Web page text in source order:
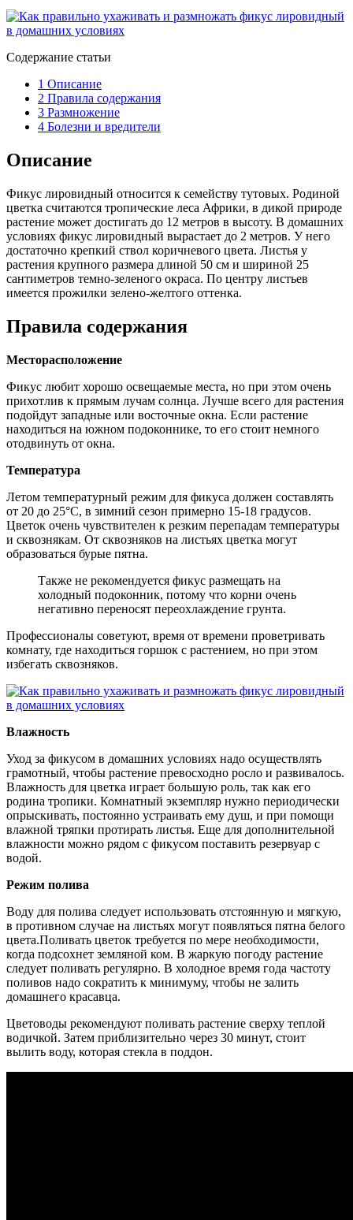
Содержание статьи
1 Описание
2 Правила содержания
3 Размножение
4 Болезни и вредители
Описание
Фикус лировидный относится к семейству тутовых. Родиной
цветка считаются тропические леса Африки, в дикой природе
растение может достигать до 12 метров в высоту. В домашних
условиях фикус лировидный вырастает до 2 метров. У него
достаточно крепкий ствол коричневого цвета. Листья у
растения крупного размера длиной 50 см и шириной 25
сантиметров темно-зеленого окраса. По центру листьев
имеется прожилки зелено-желтого оттенка.
Правила содержания
Месторасположение
Фикус любит хорошо освещаемые места, но при этом очень
прихотлив к прямым лучам солнца. Лучше всего для растения
подойдут западные или восточные окна. Если растение
находиться на южном подоконнике, то его стоит немного
отодвинуть от окна.
Температура
Летом температурный режим для фикуса должен составлять
от 20 до 25°С, в зимний сезон примерно 15-18 градусов.
Цветок очень чувствителен к резким перепадам температуры
и сквознякам. От сквозняков на листьях цветка могут
образоваться бурые пятна.
Также не рекомендуется фикус размещать на
холодный подоконник, потому что корни очень
негативно переносят переохлаждение грунта.
Профессионалы советуют, время от времени проветривать
комнату, где находиться горшок с растением, но при этом
избегать сквозняков.
Влажность
Уход за фикусом в домашних условиях надо осуществлять
грамотный, чтобы растение превосходно росло и развивалось.
Влажность для цветка играет большую роль, так как его
родина тропики. Комнатный экземпляр нужно периодически
опрыскивать, постоянно устраивать ему душ, и при помощи
влажной тряпки протирать листья. Еще для дополнительной
влажности можно рядом с фикусом поставить резервуар с
водой.
Режим полива
Воду для полива следует использовать отстоянную и мягкую,
в противном случае на листьях могут появляться пятна белого
цвета.Поливать цветок требуется по мере необходимости,
когда подсохнет земляной ком. В жаркую погоду растение
следует поливать регулярно. В холодное время года частоту
поливов надо сократить к минимуму, чтобы не залить
домашнего красавца.
Цветоводы рекомендуют поливать растение сверху теплой
водичкой. Затем приблизительно через 30 минут, стоит
вылить воду, которая стекла в поддон.